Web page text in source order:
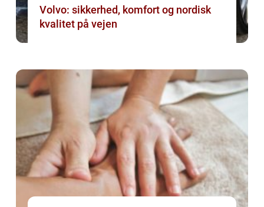
Volvo: sikkerhed, komfort og nordisk
kvalitet på vejen